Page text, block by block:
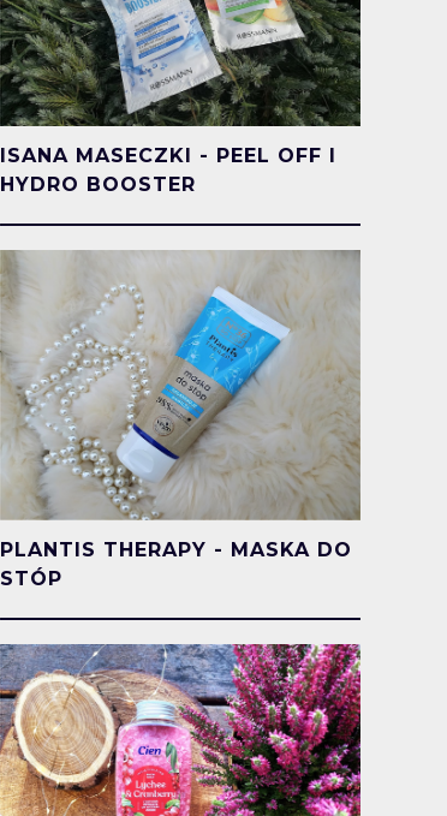
ISANA MASECZKI - PEEL OFF I
HYDRO BOOSTER
PLANTIS THERAPY - MASKA DO
STÓP